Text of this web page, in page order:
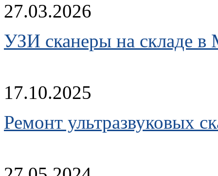
27.03.2026
УЗИ сканеры на складе в
17.10.2025
Ремонт ультразвуковых